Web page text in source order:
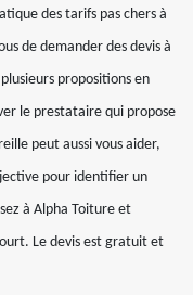
des tarifs pas chers à
de demander des devis à
propositions en
le prestataire qui propose
peut aussi vous aider,
pour identifier un
à Alpha Toiture et
Le devis est gratuit et